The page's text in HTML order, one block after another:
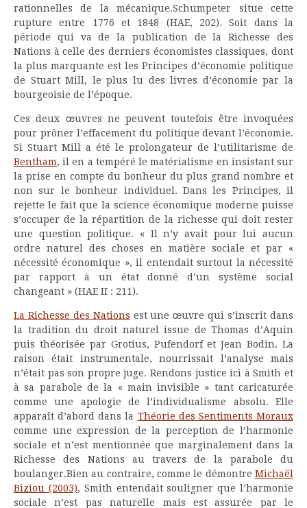
rationnelles de la mécanique.Schumpeter situe cette
rupture entre 1776 et 1848 (HAE, 202). Soit dans la
période qui va de la publication de la Richesse des
Nations à celle des derniers économistes classiques, dont
la plus marquante est les Principes d’économie politique
de Stuart Mill, le plus lu des livres d’économie par la
bourgeoisie de l’époque.
Ces deux œuvres ne peuvent toutefois être invoquées
pour prôner l’effacement du politique devant l’économie.
Si Stuart Mill a été le prolongateur de l’utilitarisme de
Bentham, il en a tempéré le matérialisme en insistant sur
la prise en compte du bonheur du plus grand nombre et
non sur le bonheur individuel. Dans les Principes, il
rejette le fait que la science économique moderne puisse
s’occuper de la répartition de la richesse qui doit rester
une question politique. « Il n’y avait pour lui aucun
ordre naturel des choses en matière sociale et par «
nécessité économique », il entendait surtout la nécessité
par rapport à un état donné d’un système social
changeant » (HAE II : 211).
La Richesse des Nations est une œuvre qui s’inscrit dans
la tradition du droit naturel issue de Thomas d’Aquin
puis théorisée par Grotius, Pufendorf et Jean Bodin. La
raison était instrumentale, nourrissait l’analyse mais
n’était pas son propre juge. Rendons justice ici à Smith et
à sa parabole de la « main invisible » tant caricaturée
comme une apologie de l’individualisme absolu. Elle
apparaît d’abord dans la Théorie des Sentiments Moraux
comme une expression de la perception de l’harmonie
sociale et n’est mentionnée que marginalement dans la
Richesse des Nations au travers de la parabole du
boulanger.Bien au contraire, comme le démontre Michaël
Biziou (2003), Smith entendait souligner que l’harmonie
sociale n’est pas naturelle mais est assurée par le